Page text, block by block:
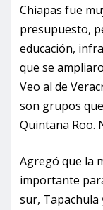
Chiapas fue
presupuesto,
educación,
que se
Veo al de
son grupos
Quintana Roo.
Agregó que la
importante
sur,